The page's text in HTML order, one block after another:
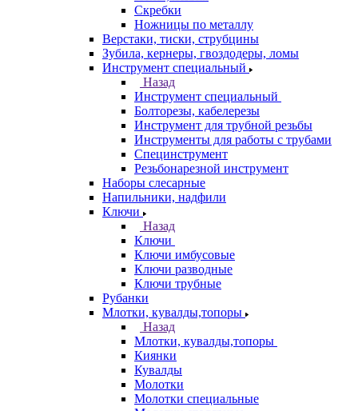
Скребки
Ножницы по металлу
Верстаки, тиски, струбцины
Зубила, кернеры, гвоздодеры, ломы
Инструмент специальный
Назад
Инструмент специальный
Болторезы, кабелерезы
Инструмент для трубной резьбы
Инструменты для работы с трубами
Специнструмент
Резьбонарезной инструмент
Наборы слесарные
Напильники, надфили
Ключи
Назад
Ключи
Ключи имбусовые
Ключи разводные
Ключи трубные
Рубанки
Млотки, кувалды,топоры
Назад
Млотки, кувалды,топоры
Киянки
Кувалды
Молотки
Молотки специальные